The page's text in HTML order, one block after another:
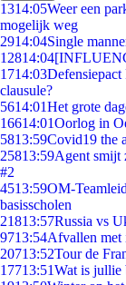
1314:05Weer een
mogelijk weg
2914:04Single
12814:04
1714:03
clausule?
5614:01Het grote
16614:01Oorlog in
5813:59Covid19 the
25813:59Agent smijt
#2
4513:59OM-
basisscholen
21813:57Russia vs
9713:54Afvallen met
20713:52Tour de
17713:51Wat is jullie